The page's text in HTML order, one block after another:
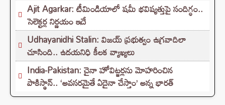
Ajit Agarkar: టీమిండియాలో షమీ భవిష్యత్తుపై సందిగ్ధం..
సెలెక్టర్ల నిర్ణయం ఇదే
Udhayanidhi Stalin: విజయ్ ప్రభుత్వం ఉగ్రవాదిలా
చూసింది.. ఉదయనిధి కీలక వ్యాఖ్యలు
India-Pakistan: చైనా హోవిట్జర్లను మోహరించిన
పాకిస్థాన్.. ‘అవసరమైతే ఏదైనా చేస్తాం’ అన్న భారత్